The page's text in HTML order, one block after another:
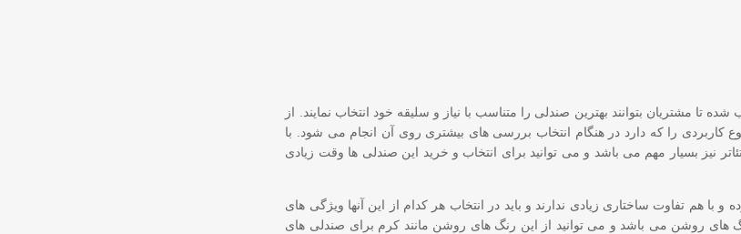
تا مشتریان بتوانند بهترین صندلی را متناسب با نیاز و سلیقه خود انتخاب نمایند. از
کاربردی را که دارد در هنگام انتخاب بررسی های بیشتری روی آن انجام می شود. با
نیز بسیار مهم می باشد و می توانید برای انتخاب و خرید این صندلی ها وقت زیادی
با هم تفاوت ساختاری زیادی ندارند و باید در انتخاب هر کدام از این آنها ویژگی های
های روشن می باشد و می توانید از این رنگ های روشن مانند کرم برای صندلی های